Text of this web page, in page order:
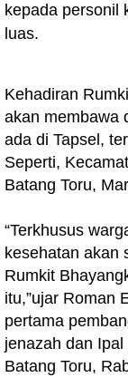
kepada personil
luas.
Kehadiran
akan membawa
ada di Tapsel,
Seperti,
Batang Toru,
“Terkhusus
kesehatan akan
Rumkit
itu,”ujar Roman
pertama
jenazah dan
Batang Toru,